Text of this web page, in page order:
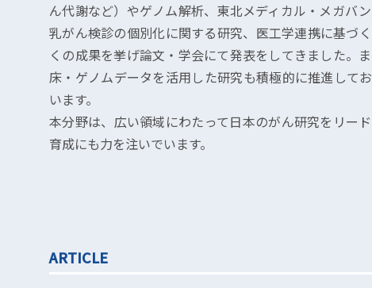
ん代謝など）やゲノム解析、東北メディカル・メガバ
乳がん検診の個別化に関する研究、医工学連携に基づ
くの成果を挙げ論文・学会にて発表をしてきました。
床・ゲノムデータを活用した研究も積極的に推進して
います。
本分野は、広い領域にわたって日本のがん研究をリー
育成にも力を注いでいます。
ARTICLE